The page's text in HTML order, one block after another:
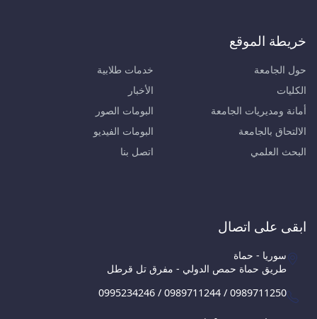
خريطة الموقع
حول الجامعة
الكليات
أمانة ومديريات الجامعة
الالتحاق بالجامعة
البحث العلمي
خدمات طلابية
الأخبار
البومات الصور
البومات الفيديو
اتصل بنا
ابقى على اتصال
سوريا - حماة
طريق حماة حمص الدولي - مفرق تل قرطل
0995234246 / 0989711244 / 0989711250